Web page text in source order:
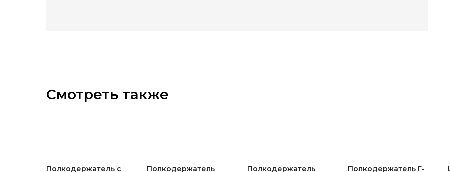
Смотреть также
Полкодержатель с
Полкодержатель
Полкодержатель
Полкодержатель Г-